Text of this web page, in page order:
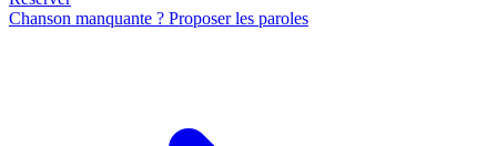
Chanson manquante ? Proposer les paroles